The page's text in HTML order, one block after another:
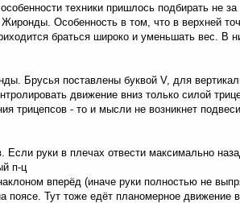
техники пришлось подбирать не
Особенность в том, что в верхней
браться широко и уменьшать вес. В
Брусья поставлены буквой V, для
движение вниз только силой
трицепсов - то и мысли не возникнет
руки в плечах отвести максимально
п-ц
вперёд (иначе руки полностью не
поясе. Тут тоже едёт планомерное